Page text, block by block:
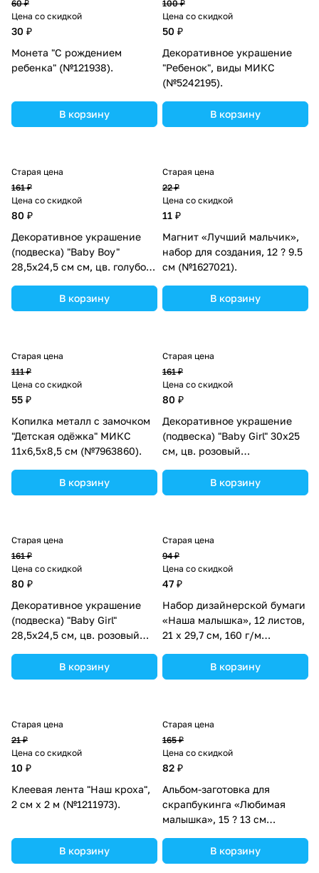
60 ₽
Цена со скидкой
30 ₽
Монета "С рождением
ребенка" (№121938).
В корзину
100 ₽
Цена со скидкой
50 ₽
Декоративное украшение
"Ребенок", виды МИКС
(№5242195).
В корзину
Старая цена
161 ₽
Цена со скидкой
80 ₽
Декоративное украшение
(подвеска) "Baby Boy"
28,5х24,5 см см, цв. голубой
В корзину
Старая цена
22 ₽
Цена со скидкой
11 ₽
Магнит «Лучший мальчик»,
набор для создания, 12 ? 9.5
см (№1627021).
В корзину
Старая цена
111 ₽
Цена со скидкой
55 ₽
Копилка металл с замочком
"Детская одёжка" МИКС
11х6,5х8,5 см (№7963860).
В корзину
Старая цена
161 ₽
Цена со скидкой
80 ₽
Декоративное украшение
(подвеска) "Baby Girl" 30х25
см, цв. розовый
В корзину
Старая цена
161 ₽
Цена со скидкой
80 ₽
Декоративное украшение
(подвеска) "Baby Girl"
28,5х24,5 см, цв. розовый
В корзину
Старая цена
94 ₽
Цена со скидкой
47 ₽
Набор дизайнерской бумаги
«Наша малышка», 12 листов,
21 х 29,7 см, 160 г/м
В корзину
Старая цена
21 ₽
Цена со скидкой
10 ₽
Клеевая лента "Наш кроха",
2 см х 2 м (№1211973).
В корзину
Старая цена
165 ₽
Цена со скидкой
82 ₽
Альбом-заготовка для
скрапбукинга «Любимая
малышка», 15 ? 13 см
В корзину